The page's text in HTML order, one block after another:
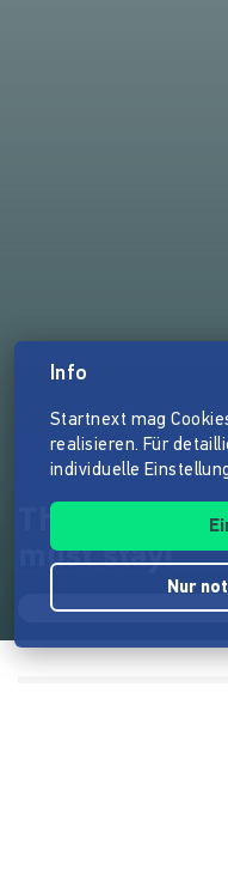
The Yeah
must stay!
Info
Startnext mag
realisieren. Für
individuelle
Nur